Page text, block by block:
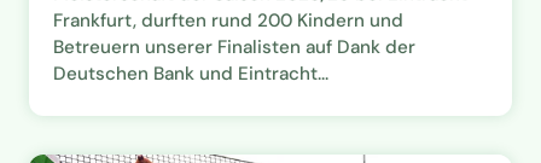
Frankfurt, durften rund 200 Kindern und
Betreuern unserer Finalisten auf Dank der
Deutschen Bank und Eintracht...